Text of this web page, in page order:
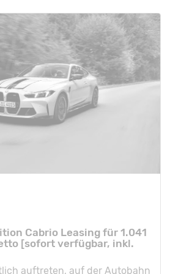
Cabrio Leasing für 1.041
[sofort verfügbar, inkl.
auftreten, auf der Autobahn